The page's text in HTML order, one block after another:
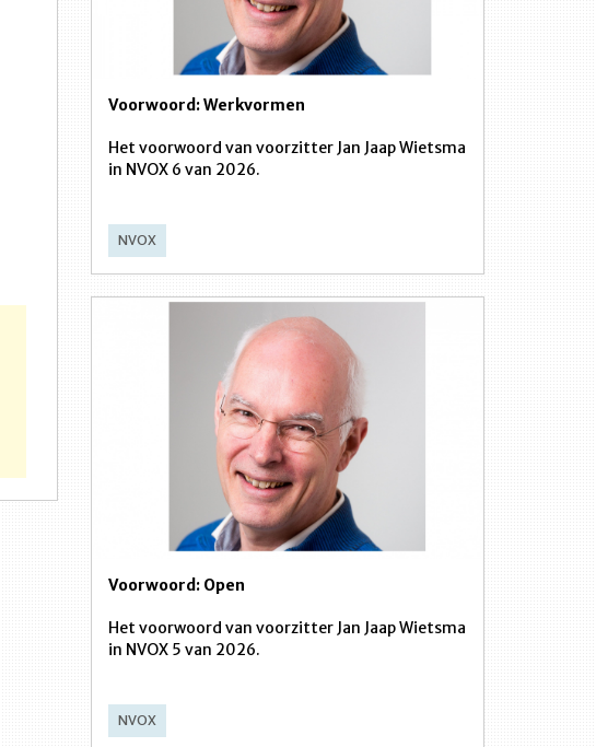
Voorwoord: Werkvormen
Het voorwoord van voorzitter Jan Jaap Wietsma
in NVOX 6 van 2026.
NVOX
Voorwoord: Open
Het voorwoord van voorzitter Jan Jaap Wietsma
in NVOX 5 van 2026.
NVOX